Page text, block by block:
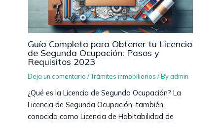
Guía Completa para Obtener tu Licencia
de Segunda Ocupación: Pasos y
Requisitos 2023
Deja un comentario /Trámites inmobiliarios / By admin
¿Qué es la Licencia de Segunda Ocupación? La
Licencia de Segunda Ocupación, también
conocida como Licencia de Habitabilidad de